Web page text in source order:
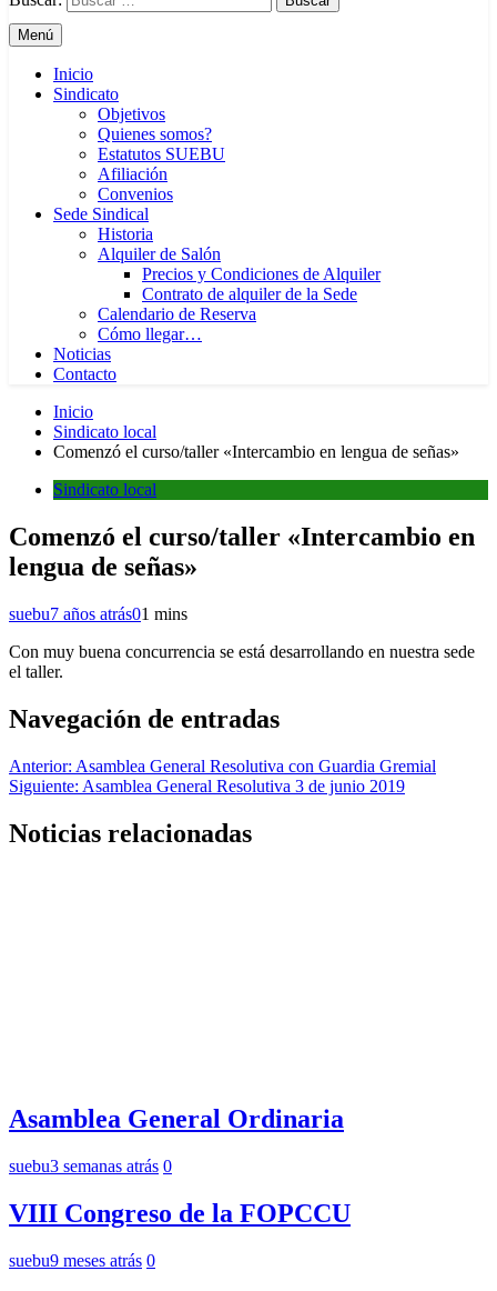
Menú
Inicio
Sindicato
Objetivos
Quienes somos?
Estatutos SUEBU
Afiliación
Convenios
Sede Sindical
Historia
Alquiler de Salón
Precios y Condiciones de Alquiler
Contrato de alquiler de la Sede
Calendario de Reserva
Cómo llegar…
Noticias
Contacto
Inicio
Sindicato local
Comenzó el curso/taller «Intercambio en lengua de señas»
Sindicato local
Comenzó el curso/taller «Intercambio en
lengua de señas»
suebu7 años atrás01 mins
Con muy buena concurrencia se está desarrollando en nuestra sede
el taller.
Navegación de entradas
Anterior: Asamblea General Resolutiva con Guardia Gremial
Siguiente: Asamblea General Resolutiva 3 de junio 2019
Noticias relacionadas
Asamblea General Ordinaria
suebu3 semanas atrás 0
VIII Congreso de la FOPCCU
suebu9 meses atrás 0